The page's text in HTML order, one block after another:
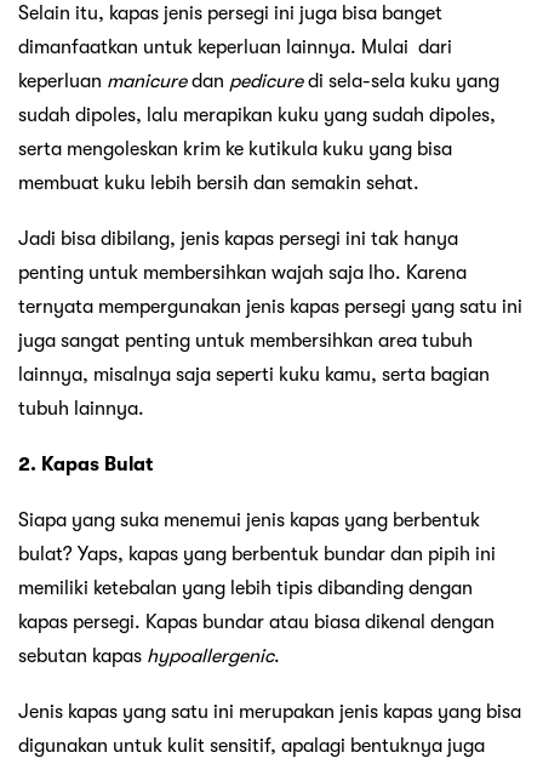
Selain itu, kapas jenis persegi ini juga bisa banget
dimanfaatkan untuk keperluan lainnya. Mulai dari
keperluan manicuredan pedicuredi sela-sela kuku yang
sudah dipoles, lalu merapikan kuku yang sudah dipoles,
serta mengoleskan krim ke kutikula kuku yang bisa
membuat kuku lebih bersih dan semakin sehat.
Jadi bisa dibilang, jenis kapas persegi ini tak hanya
penting untuk membersihkan wajah saja lho. Karena
ternyata mempergunakan jenis kapas persegi yang satu ini
juga sangat penting untuk membersihkan area tubuh
lainnya, misalnya saja seperti kuku kamu, serta bagian
tubuh lainnya.
2. Kapas Bulat
Siapa yang suka menemui jenis kapas yang berbentuk
bulat? Yaps, kapas yang berbentuk bundar dan pipih ini
memiliki ketebalan yang lebih tipis dibanding dengan
kapas persegi. Kapas bundar atau biasa dikenal dengan
sebutan kapas hypoallergenic.
Jenis kapas yang satu ini merupakan jenis kapas yang bisa
digunakan untuk kulit sensitif, apalagi bentuknya juga